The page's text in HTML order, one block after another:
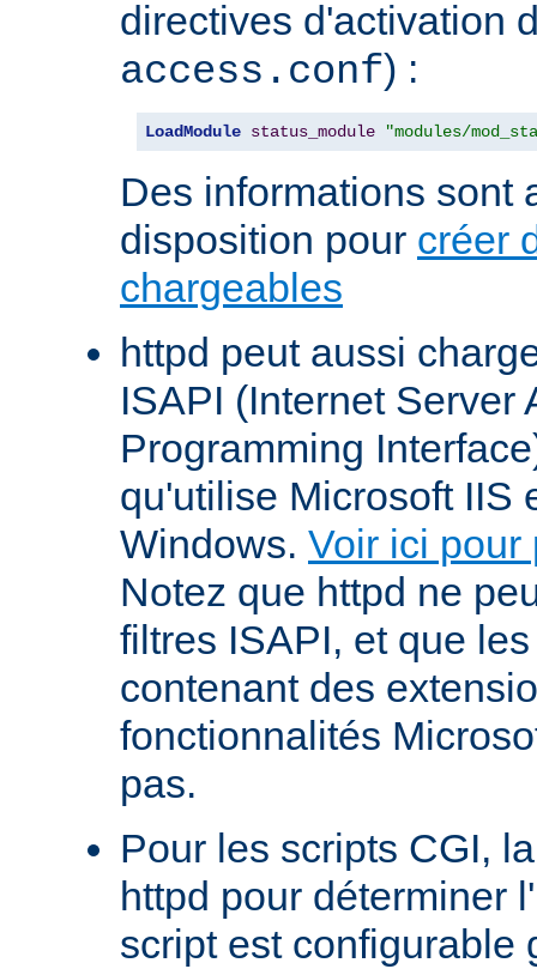
directives d'activation
access.conf) :
LoadModule status_module "modules/
Des informations sont
disposition pour créer
chargeables
httpd peut aussi
ISAPI (Internet Server
Programming
qu'utilise Microsoft IIS
Windows. Voir ici pour
Notez que httpd ne
filtres ISAPI, et que
contenant des
fonctionnalités
pas.
Pour les scripts CGI,
httpd pour déterminer
script est configurable